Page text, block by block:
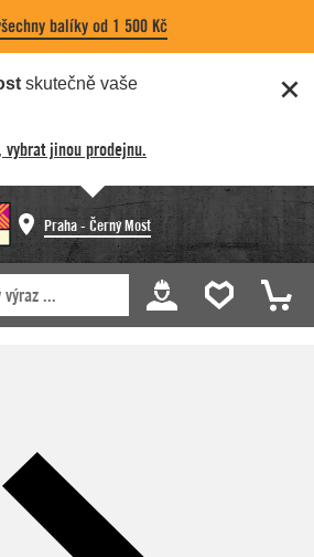
balíky od 1 500 Kč
skutečně vaše
vybrat jinou prodejnu.
Praha - Černý Most